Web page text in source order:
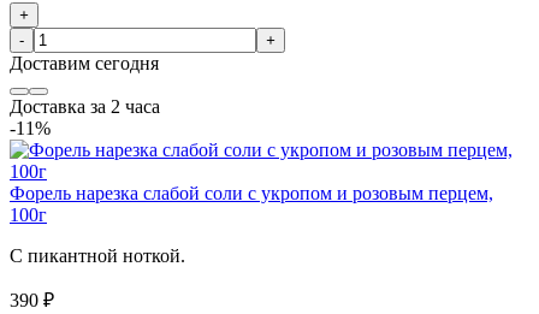
+
-
+
Доставим сегодня
Доставка за 2 часа
-11%
Форель нарезка слабой соли с укропом и розовым перцем,
100г
С пикантной ноткой.
390 ₽